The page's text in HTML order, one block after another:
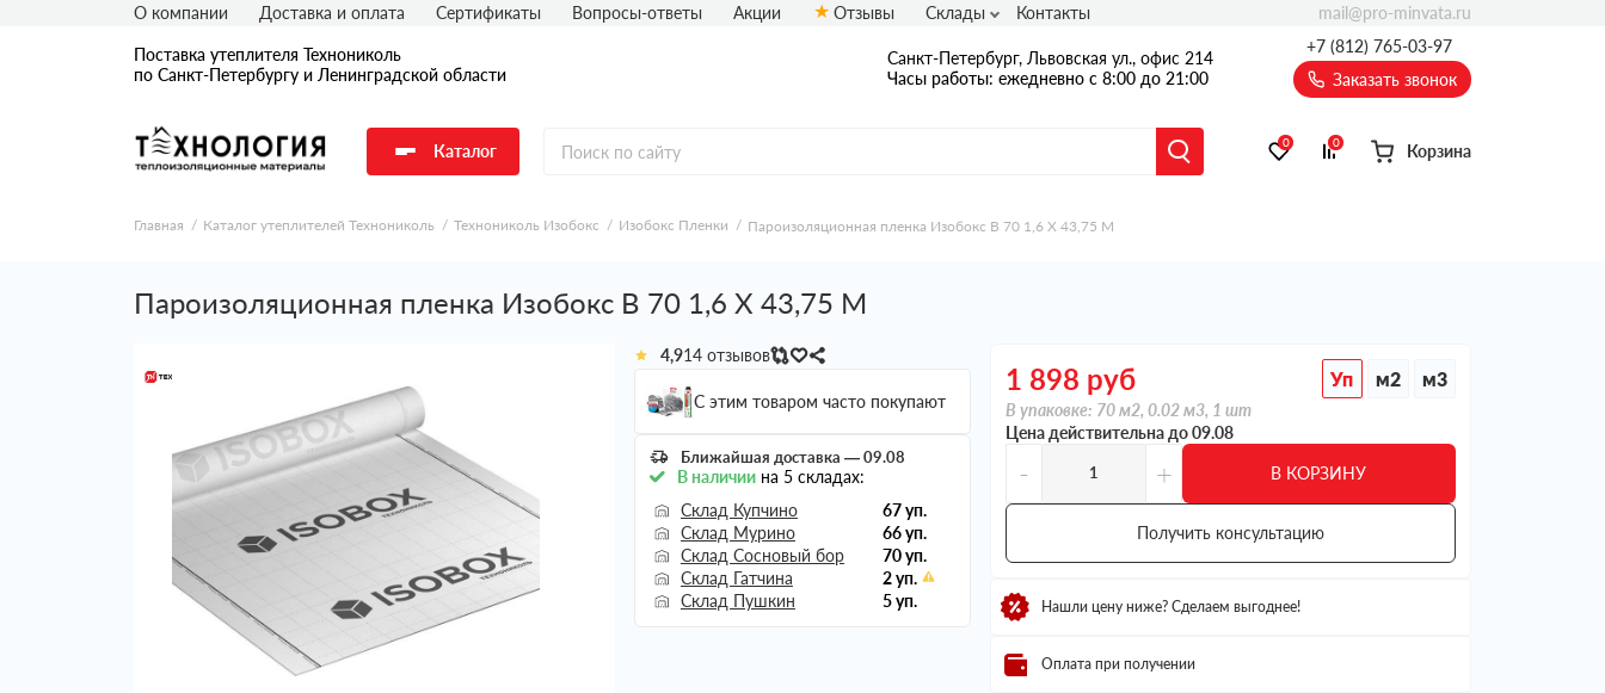
Поставка утеплителя Технониколь
по Санкт-Петербургу и Ленинградской области
Санкт-Петербург, Львовская ул., офис 214
Часы работы: ежедневно с 8:00 до 21:00
+7 (812) 765-03-97
Заказать звонок
Каталог 0 0 Корзина
О компании Доставка и оплата Сертификаты Вопросы-ответы Акции Отзывы Склады Контакты mail@pro-minvata.ru
Главная Каталог утеплителей Технониколь Технониколь Изобокс Изобокс Пленки Пароизоляционная пленка Изобокс В 70 1,6 X 43,75 М
Пароизоляционная пленка Изобокс В 70 1,6 X 43,75 М
4,9 14 отзывов
С этим товаром часто покупают
Ближайшая доставка — 09.08
В наличиина 5 складах:
Склад Купчино
67 уп.
Склад Мурино
66 уп.
Склад Сосновый бор
70 уп.
Склад Гатчина
2 уп.
Склад Пушкин
5 уп.
1 898 руб Уп м2 м3
В упаковке: 70 м2, 0.02 м3, 1 шт
Цена действительна до 09.08
- + В КОРЗИНУ
Получить консультацию
Нашли цену ниже? Сделаем выгоднее!
Оплата при получении